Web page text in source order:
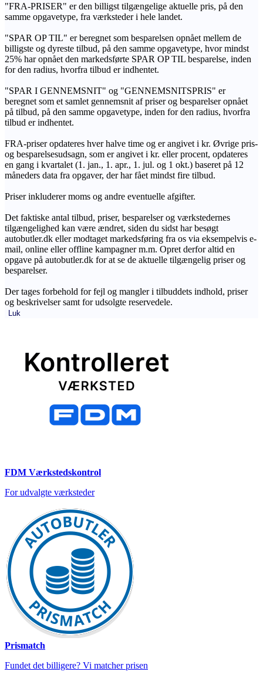
"FRA-PRISER" er den billigst tilgængelige aktuelle pris, på den
samme opgavetype, fra værksteder i hele landet.
"SPAR OP TIL" er beregnet som besparelsen opnået mellem de
billigste og dyreste tilbud, på den samme opgavetype, hvor mindst
25% har opnået den markedsførte SPAR OP TIL besparelse, inden
for den radius, hvorfra tilbud er indhentet.
"SPAR I GENNEMSNIT" og "GENNEMSNITSPRIS" er
beregnet som et samlet gennemsnit af priser og besparelser opnået
på tilbud, på den samme opgavetype, inden for den radius, hvorfra
tilbud er indhentet.
FRA-priser opdateres hver halve time og er angivet i kr. Øvrige pris-
og besparelsesudsagn, som er angivet i kr. eller procent, opdateres
en gang i kvartalet (1. jan., 1. apr., 1. jul. og 1 okt.) baseret på 12
måneders data fra opgaver, der har fået mindst fire tilbud.
Priser inkluderer moms og andre eventuelle afgifter.
Det faktiske antal tilbud, priser, besparelser og værkstedernes
tilgængelighed kan være ændret, siden du sidst har besøgt
autobutler.dk eller modtaget markedsføring fra os via eksempelvis e-
mail, online eller offline kampagner m.m. Opret derfor altid en
opgave på autobutler.dk for at se de aktuelle tilgængelig priser og
besparelser.
Der tages forbehold for fejl og mangler i tilbuddets indhold, priser
og beskrivelser samt for udsolgte reservedele.
Luk
FDM Værkstedskontrol
For udvalgte værksteder
Prismatch
Fundet det billigere? Vi matcher prisen